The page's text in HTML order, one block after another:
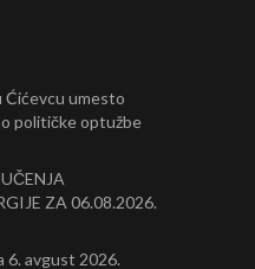
Ćićevcu umesto
političke optužbe
ZA 06.08.2026.
6. avgust 2026.